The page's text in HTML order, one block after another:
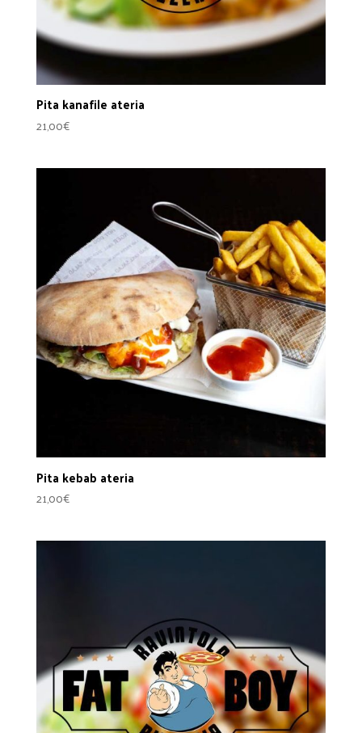
Pita kanafile ateria
21,00€
Pita kebab ateria
21,00€